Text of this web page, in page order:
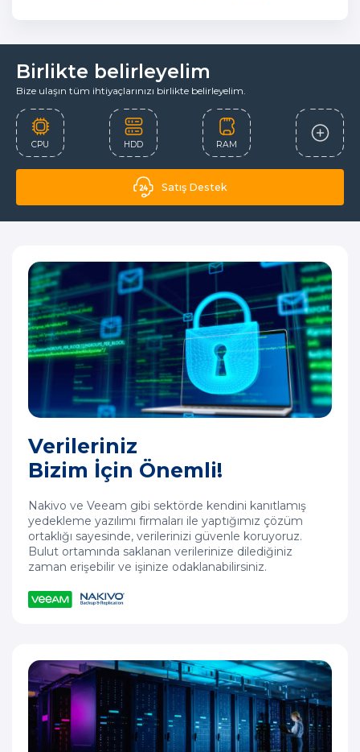
Birlikte belirleyelim
Bize ulaşın tüm ihtiyaçlarınızı birlikte belirleyelim.
CPU HDD RAM
Satış Destek
Verileriniz
Bizim İçin Önemli!
Nakivo ve Veeam gibi sektörde kendini kanıtlamış
yedekleme yazılımı firmaları ile yaptığımız çözüm
ortaklığı sayesinde, verilerinizi güvenle koruyoruz.
Bulut ortamında saklanan verilerinize dilediğiniz
zaman erişebilir ve işinize odaklanabilirsiniz.